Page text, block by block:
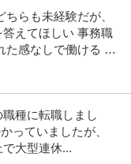
らも未経験だが、
えてほしい 事務職
た感なしで働ける ・
種に転職しまし
っていましたが、
大型連休...